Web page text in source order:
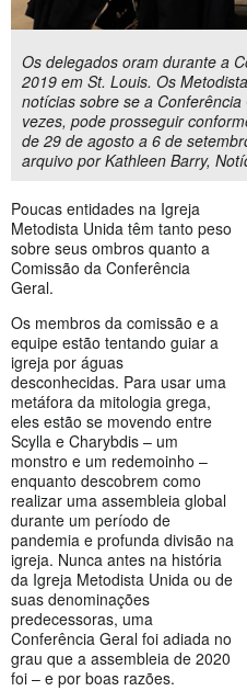
Os delegados oram durante a
2019 em St. Louis. Os
notícias sobre se a
vezes, pode prosseguir
de 29 de agosto a 6 de
arquivo por Kathleen Barry,
Poucas entidades na Igreja
Metodista Unida têm tanto peso
sobre seus ombros quanto a
Comissão da Conferência
Geral.
Os membros da comissão e a
equipe estão tentando guiar a
igreja por águas
desconhecidas. Para usar uma
metáfora da mitologia grega,
eles estão se movendo entre
Scylla e Charybdis – um
monstro e um redemoinho –
enquanto descobrem como
realizar uma assembleia global
durante um período de
pandemia e profunda divisão na
igreja. Nunca antes na história
da Igreja Metodista Unida ou de
suas denominações
predecessoras, uma
Conferência Geral foi adiada no
grau que a assembleia de 2020
foi – e por boas razões.